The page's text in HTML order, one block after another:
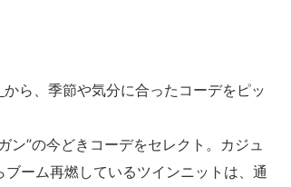
から、季節や気分に合ったコーデをピッ
”の今どきコーデをセレクト。カジュ
ーム再燃しているツインニットは、通